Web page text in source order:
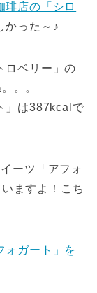
琲店の「シロ
かった～♪
ベリー」の
。。
」は387kcalで
ーツ「アフォ
ますよ！こち
ォガート」を